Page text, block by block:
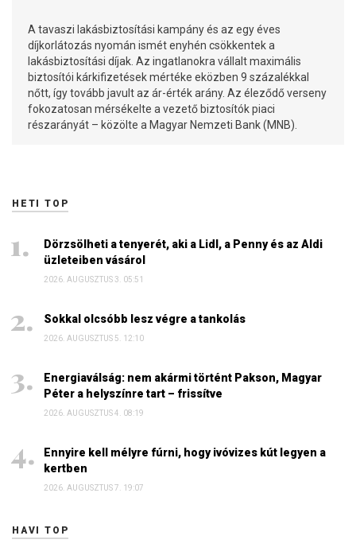
A tavaszi lakásbiztosítási kampány és az egy éves
díjkorlátozás nyomán ismét enyhén csökkentek a
lakásbiztosítási díjak. Az ingatlanokra vállalt maximális
biztosítói kárkifizetések mértéke eközben 9 százalékkal
nőtt, így tovább javult az ár-érték arány. Az éleződő verseny
fokozatosan mérsékelte a vezető biztosítók piaci
részarányát – közölte a Magyar Nemzeti Bank (MNB).
HETI TOP
Dörzsölheti a tenyerét, aki a Lidl, a Penny és az Aldi
üzleteiben vásárol
2026. AUGUSZTUS 3. 05:51
Sokkal olcsóbb lesz végre a tankolás
2026. AUGUSZTUS 5. 12:10
Energiaválság: nem akármi történt Pakson, Magyar
Péter a helyszínre tart – frissítve
2026. AUGUSZTUS 4. 08:19
Ennyire kell mélyre fúrni, hogy ivóvizes kút legyen a
kertben
2026. AUGUSZTUS 7. 19:07
HAVI TOP